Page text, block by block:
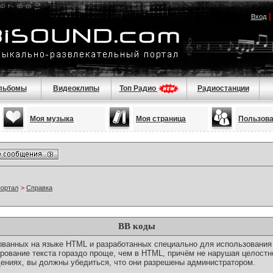
Вход|
Видеоклипы Топ Радио Радиостанции
Моя музыка Моя страница
> Справка
BB коды
на языке HTML и разработанных специально для
текста гораздо проще, чем в HTML, причём не нарушая
вы должны убедиться, что они разрешены администратором.